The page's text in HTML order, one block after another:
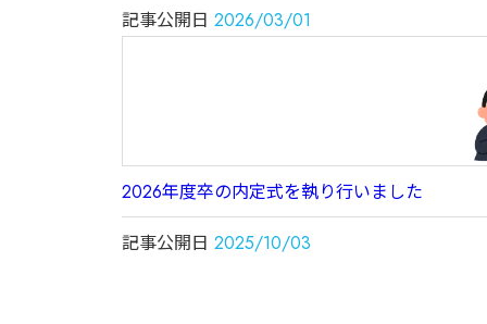
記事公開日 2026/03/01
2026年度卒の内定式を執り行いました
記事公開日 2025/10/03